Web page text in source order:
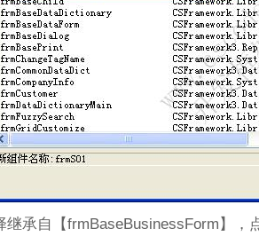
继承自【frmBaseBusinessForm】，